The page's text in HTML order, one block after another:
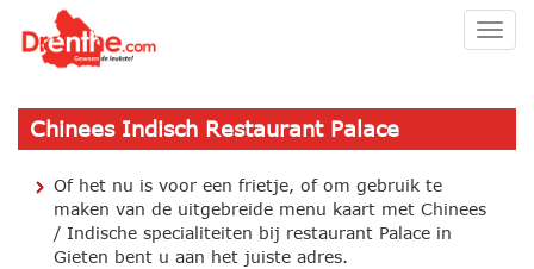
Chinees Indisch Restaurant Palace
Of het nu is voor een frietje, of om gebruik te
maken van de uitgebreide menu kaart met Chinees
/ Indische specialiteiten bij restaurant Palace in
Gieten bent u aan het juiste adres.